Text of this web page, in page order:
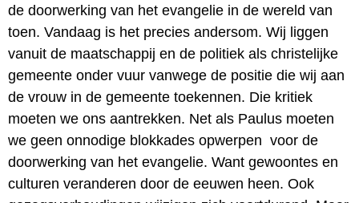
de doorwerking van het evangelie in de wereld van
toen. Vandaag is het precies andersom. Wij liggen
vanuit de maatschappij en de politiek als christelijke
gemeente onder vuur vanwege de positie die wij aan
de vrouw in de gemeente toekennen. Die kritiek
moeten we ons aantrekken. Net als Paulus moeten
we geen onnodige blokkades opwerpen voor de
doorwerking van het evangelie. Want gewoontes en
culturen veranderen door de eeuwen heen. Ook